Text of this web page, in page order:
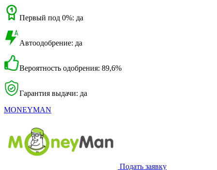
Первый под 0%: да
Автоодобрение: да
Вероятность одобрения: 89,6%
Гарантия выдачи: да
MONEYMAN
Подать заявку